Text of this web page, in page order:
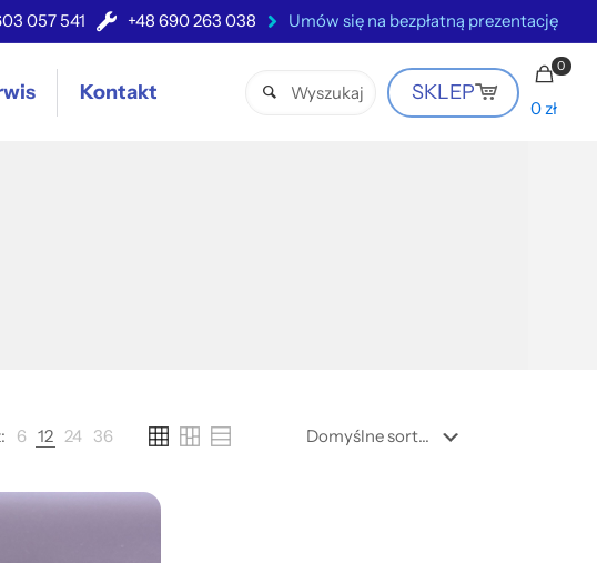
057 541 +48 690 263 038 Umów się na bezpłatną prezentację
Kontakt SKLEP
0
0 zł
6 12 24 36